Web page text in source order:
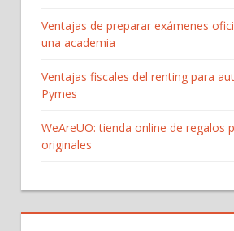
Ventajas de preparar exámenes
una academia
Ventajas fiscales del renting para
Pymes
WeAreUO: tienda online de regalos
originales